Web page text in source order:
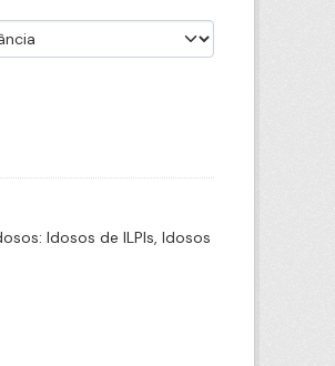
Idosos de ILPIs, Idosos